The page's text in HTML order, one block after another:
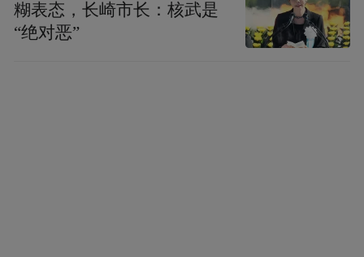
糊表态，长崎市长：核武是
“绝对恶”